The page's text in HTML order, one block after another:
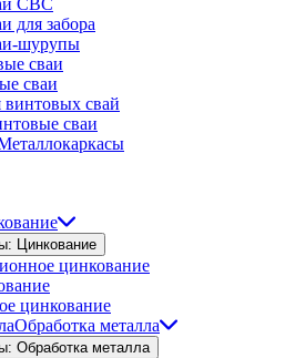
СВС
для забора
шурупы
сваи
сваи
свай
сваи
Цинкование
цинкование
цинкование
Обработка металла
Обработка металла